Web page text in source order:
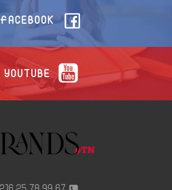
FACEBOOK
YOUTUBE